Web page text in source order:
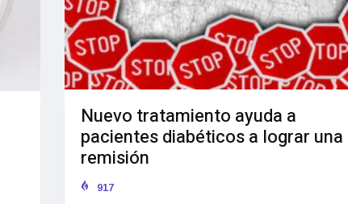
Nuevo tratamiento ayuda a
pacientes diabéticos a lograr una
remisión
917